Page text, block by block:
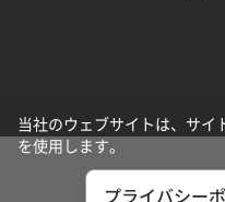
当社のウェブサイトは、サ
を使用します。
プライバシー